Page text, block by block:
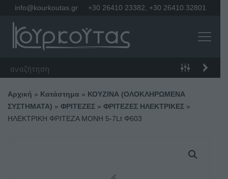
info@kourkoutas.gr +30 26410 23382 +30 26410 32801
Αρχική » Κατάστημα » ΚΟΥΖΙΝΑ (ΟΛΟΚΛΗΡΩΜΕΝΑ
ΣΥΣΤΗΜΑΤΑ) » ΦΡΙΤΕΖΕΣ » ΦΡΙΤΕΖΕΣ ΗΛΕΚΤΡΙΚΕΣ »
ΗΛΕΚΤΡΙΚΗ ΦΡΙΤΕΖΑ ΜΟΝΗ 5-7Lt Φ603